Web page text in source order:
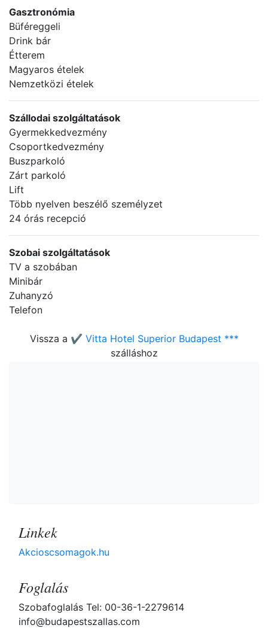
Gasztronómia
Büféreggeli
Drink bár
Étterem
Magyaros ételek
Nemzetközi ételek
Szállodai szolgáltatások
Gyermekkedvezmény
Csoportkedvezmény
Buszparkoló
Zárt parkoló
Lift
Több nyelven beszélő személyzet
24 órás recepció
Szobai szolgáltatások
TV a szobában
Minibár
Zuhanyzó
Telefon
Vissza a ✔️ Vitta Hotel Superior Budapest ***
szálláshoz
Linkek
Akcioscsomagok.hu
Foglalás
Szobafoglalás Tel: 00-36-1-2279614
info@budapestszallas.com